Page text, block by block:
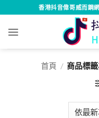
to
content
香港抖音偉哥威而鋼
首頁 / 商品標